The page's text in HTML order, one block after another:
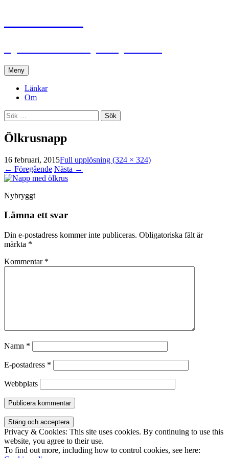
Meny Hoppa
till
innehåll
Länkar
Om
Sök
efter:
Ölkrusnapp
16 februari, 2015Full upplösning (324 × 324)
← Föregående Nästa →
Nybryggt
Lämna ett svar
Din e-postadress kommer inte publiceras. Obligatoriska fält är
märkta *
Kommentar *
Namn *
E-postadress *
Webbplats
Privacy & Cookies: This site uses cookies. By continuing to use this
website, you agree to their use.
To find out more, including how to control cookies, see here: